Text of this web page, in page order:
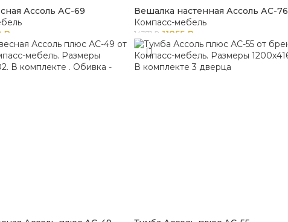
Ассоль АС-69
₽
Вешалка настенная Ассоль АС-76
Компасс-мебель
14371 ₽ 11855 ₽